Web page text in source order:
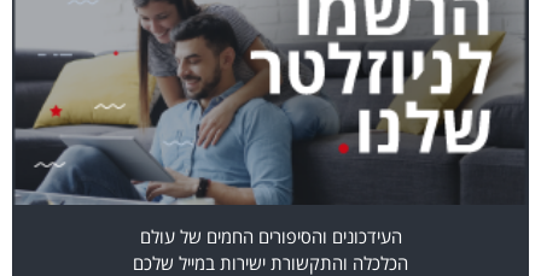
מייל
אדום
העידכונים והסיפורים החמים של עולם
הכלכלה והתקשורת ישירות במייל שלכם